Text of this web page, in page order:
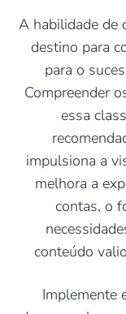
A habilidade de
destino para
para o
Compreender
essa
impulsiona a
melhora a
contas, o
conteúdo
Implemente